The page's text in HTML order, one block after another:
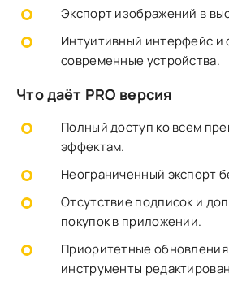
Экспорт изображений в
Интуитивный интерфейс и
современные устройства.
Что даёт PRO версия
Полный доступ ко всем
эффектам.
Неограниченный экспорт
Отсутствие подписок и
покупок в приложении.
Приоритетные
инструменты